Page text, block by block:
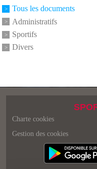
Tous les documents
Administratifs
Sportifs
Divers
Charte cookies
Gestion des cookies